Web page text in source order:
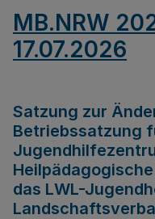
MB.NRW
17.07.2026
Satzung zur
Betriebssatzung
das LWL-